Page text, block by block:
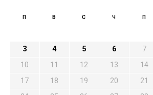
П В С Ч П
3
4 5 6 7
10
11 12 13 14
17
18 19 20 21